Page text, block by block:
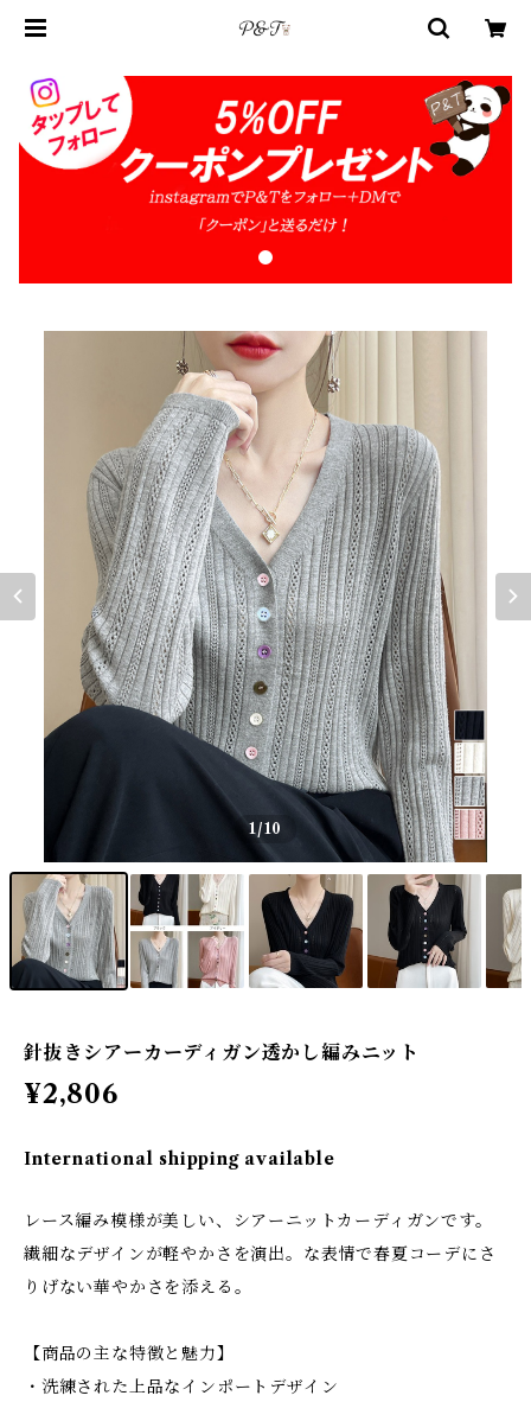
1 /10
針抜きシアーカーディガン透かし編みニット
¥2,806
International shipping available
レース編み模様が美しい、シアーニットカーディガンです。
繊細なデザインが軽やかさを演出。な表情で春夏コーデにさ
りげない華やかさを添える。
【商品の主な特徴と魅力】
・洗練された上品なインポートデザイン